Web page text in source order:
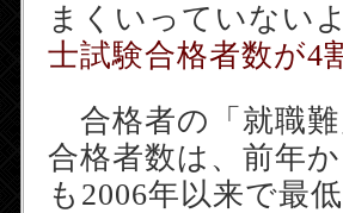
まくいっていない
士試験合格者数が4
合格者の「就職難
合格者数は、前年
も2006年以来で最